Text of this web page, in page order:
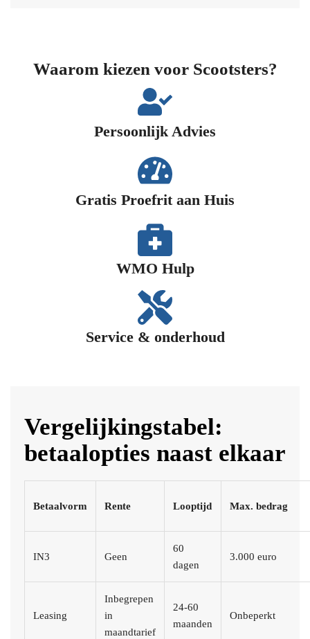
Waarom kiezen voor Scootsters?
Persoonlijk Advies​
Gratis Proefrit aan Huis​
WMO Hulp​
Service & onderhoud
Vergelijkingstabel:
betaalopties naast elkaar
Betaalvorm Rente Looptijd Max. bedrag
IN3 Geen
60
dagen
3.000 euro
Leasing
Inbegrepen
in
maandtarief
24-60
maanden
Onbeperkt